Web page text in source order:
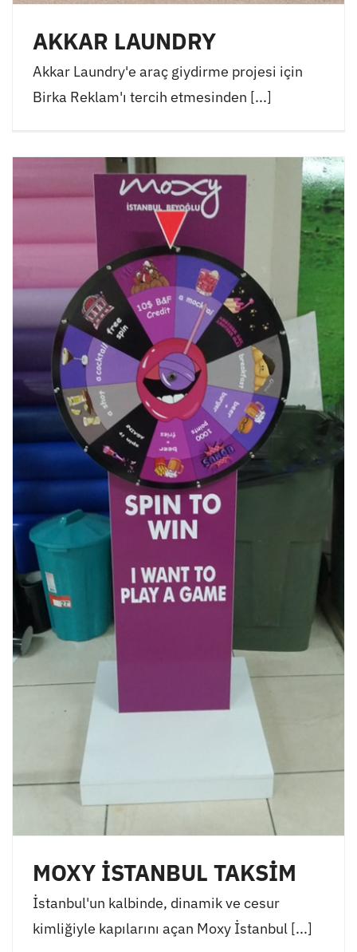
AKKAR LAUNDRY
Akkar Laundry'e araç giydirme projesi için
Birka Reklam'ı tercih etmesinden [...]
MOXY İSTANBUL TAKSİM
İstanbul'un kalbinde, dinamik ve cesur
kimliğiyle kapılarını açan Moxy İstanbul [...]